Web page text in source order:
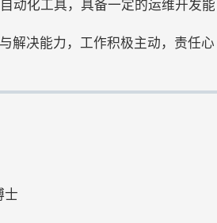
动化工具，具备一定的运维开发能
解决能力，工作积极主动，责任心
士